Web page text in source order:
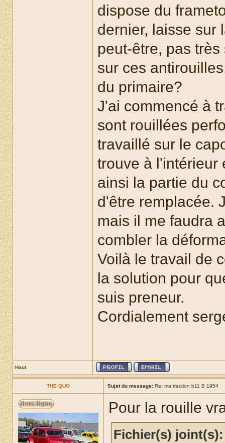
dispose du
dernier, laisse sur
peut-être, pas
sur ces
du primaire?
J'ai commencé à
sont rouillées
travaillé sur le
trouve à l'intérieur
ainsi la partie du
d'être remplacée.
mais il me faudra
combler la
Voilà le travail de
la solution pour
suis preneur.
Cordialement
Haut
THE QUO Sujet du message: Re: ma traction b11 B 1954
Pour la rouille
Fichier(s) joint(s):